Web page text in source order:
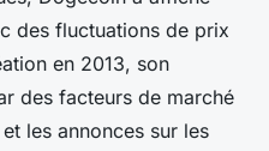
des fluctuations de prix
en 2013, son
des facteurs de marché
les annonces sur les